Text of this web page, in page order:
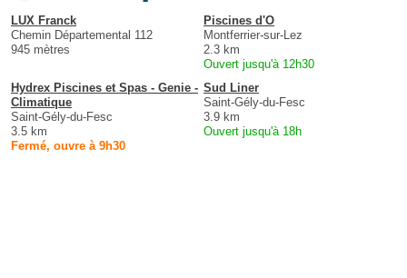
LUX Franck
Chemin Départemental 112
945 mètres
Piscines d'O
Montferrier-sur-Lez
2.3 km
Ouvert jusqu'à 12h30
Hydrex Piscines et Spas - Genie -
Climatique
Saint-Gély-du-Fesc
3.5 km
Fermé, ouvre à 9h30
Sud Liner
Saint-Gély-du-Fesc
3.9 km
Ouvert jusqu'à 18h